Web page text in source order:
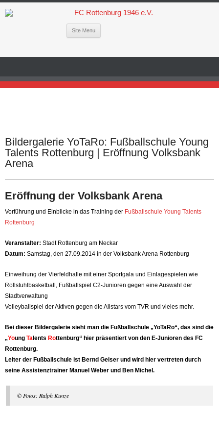
Site Menu
Bildergalerie YoTaRo: Fußballschule Young
Talents Rottenburg | Eröffnung Volksbank
Arena
Eröffnung der Volksbank Arena
Vorführung und Einblicke in das Training der Fußballschule Young Talents
Rottenburg
Veranstalter: Stadt Rottenburg am Neckar
Datum: Samstag, den 27.09.2014 in der Volksbank Arena Rottenburg
Einweihung der Vierfeldhalle mit einer Sportgala und Einlagespielen wie
Rollstuhlbasketball, Fußballspiel C2-Junioren gegen eine Auswahl der
Stadtverwaltung
Volleyballspiel der Aktiven gegen die Allstars vom TVR und vieles mehr.
Bei dieser Bildergalerie sieht man die Fußballschule „YoTaRo“, das sind die
„Young Ta lents Rottenburg“ hier präsentiert von den E-Junioren des FC
Rottenburg.
Leiter der Fußballschule ist Bernd Geiser und wird hier vertreten durch
seine Assistenztrainer Manuel Weber und Ben Michel.
© Fotos: Ralph Kunze